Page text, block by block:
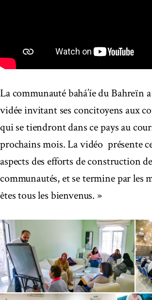
La communauté bahá’íe du Bahreïn
vidée invitant ses concitoyens aux
qui se tiendront dans ce pays au
prochains mois. La vidéo présente
aspects des efforts de construction de
communautés, et se termine par les
êtes tous les bienvenus. »